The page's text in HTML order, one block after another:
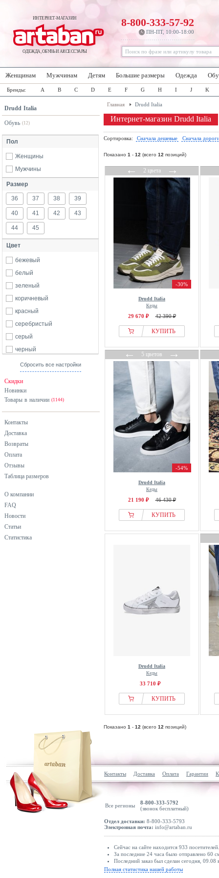
ИНТЕРНЕТ-МАГАЗИН
ОДЕЖДА, ОБУВЬ И АКСЕССУАРЫ
8-800-333-57-92
ПН-ПТ, 10:00-18:00
Женщинам Мужчинам Детям Большие размеры Одежда
Бренды: A B C D E F G H I J K
Drudd Italia
Обувь (12)
Пол
Женщины
Мужчины
Размер
36 37 38 39
40 41 42 43
44 45
Цвет
бежевый
белый
зеленый
коричневый
красный
серебристый
серый
черный
Сбросить все настройки
Скидки
Новинки
Товары в наличии (1144)
Контакты
Доставка
Возвраты
Оплата
Отзывы
Таблица размеров
О компании
FAQ
Новости
Статьи
Статистика
Главная Drudd Italia
Интернет-магазин Drudd Italia
Сортировка: Сначала дешевые Сначала
Показано 1 - 12 (всего 12 позиций)
←2 цвета→
-30%
Drudd Italia
Кеды
29 670 ₽ 42 390 ₽
КУПИТЬ
←5 цветов→
-54%
Drudd Italia
Кеды
21 190 ₽ 46 430 ₽
КУПИТЬ
Drudd Italia
Кеды
33 710 ₽
КУПИТЬ
Показано 1 - 12 (всего 12 позиций)
Контакты Доставка Оплата Гарантии
Все регионы
8-800-333-5792
(звонок бесплатный)
Отдел доставки: 8-800-333-5793
Электронная почта: info@artaban.ru
Сейчас на сайте находится 933 посетителей.
За последние 24 часа было отправлено 60
Последний заказ был сделан сегодня,
Полная статистика нашей работы